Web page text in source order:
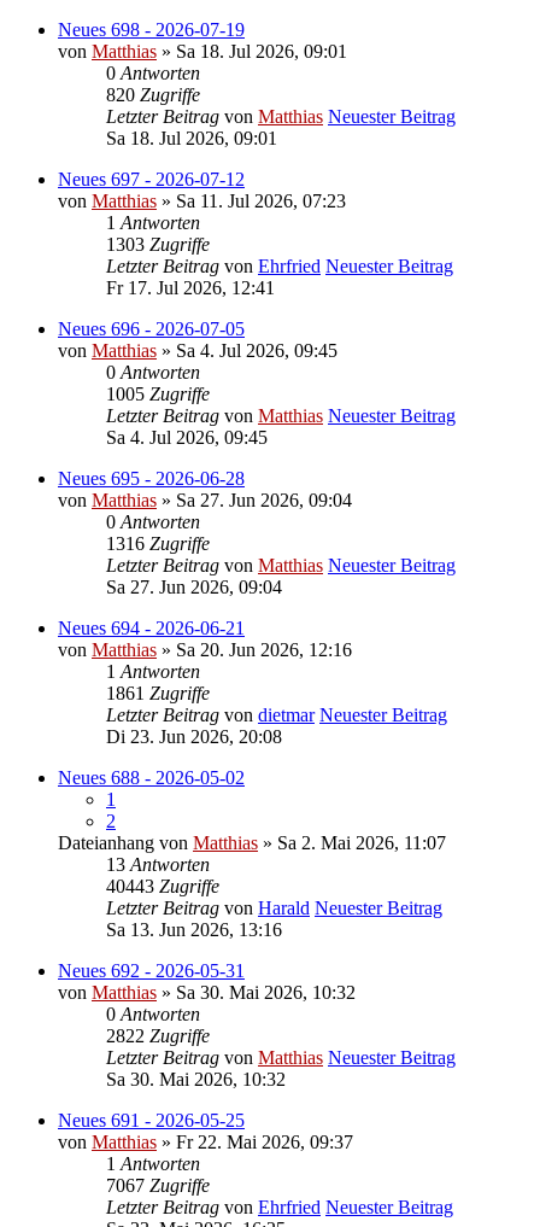
Neues 698 - 2026-07-19
von Matthias » Sa 18. Jul 2026, 09:01
0 Antworten
820 Zugriffe
Letzter Beitrag von Matthias Neuester Beitrag
Sa 18. Jul 2026, 09:01
Neues 697 - 2026-07-12
von Matthias » Sa 11. Jul 2026, 07:23
1 Antworten
1303 Zugriffe
Letzter Beitrag von Ehrfried Neuester Beitrag
Fr 17. Jul 2026, 12:41
Neues 696 - 2026-07-05
von Matthias » Sa 4. Jul 2026, 09:45
0 Antworten
1005 Zugriffe
Letzter Beitrag von Matthias Neuester Beitrag
Sa 4. Jul 2026, 09:45
Neues 695 - 2026-06-28
von Matthias » Sa 27. Jun 2026, 09:04
0 Antworten
1316 Zugriffe
Letzter Beitrag von Matthias Neuester Beitrag
Sa 27. Jun 2026, 09:04
Neues 694 - 2026-06-21
von Matthias » Sa 20. Jun 2026, 12:16
1 Antworten
1861 Zugriffe
Letzter Beitrag von dietmar Neuester Beitrag
Di 23. Jun 2026, 20:08
Neues 688 - 2026-05-02
1
2
Dateianhang von Matthias » Sa 2. Mai 2026, 11:07
13 Antworten
40443 Zugriffe
Letzter Beitrag von Harald Neuester Beitrag
Sa 13. Jun 2026, 13:16
Neues 692 - 2026-05-31
von Matthias » Sa 30. Mai 2026, 10:32
0 Antworten
2822 Zugriffe
Letzter Beitrag von Matthias Neuester Beitrag
Sa 30. Mai 2026, 10:32
Neues 691 - 2026-05-25
von Matthias » Fr 22. Mai 2026, 09:37
1 Antworten
7067 Zugriffe
Letzter Beitrag von Ehrfried Neuester Beitrag